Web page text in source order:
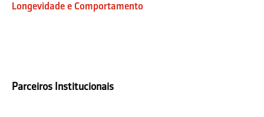
Longevidade e Comportamento
Parceiros Institucionais